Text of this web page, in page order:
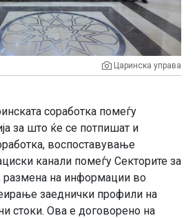
Царинска управа
соработка помеѓу
за што ќе се потпишат и
воспоставување
канали помеѓу Секторите за
размена на информации во
заеднички профили на
стоки. Ова е договорено на